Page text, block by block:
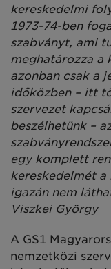
kereskedelmi
1973-74-ben
szabványt, ami
meghatározza a
azonban csak a
időközben – itt
szervezet
beszélhetünk –
egy komplett
kereskedelmét a
igazán nem
Viszkei György
A GS1
nemzetközi